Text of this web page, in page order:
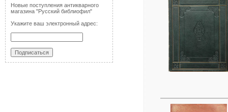
Новые поступления антикварного
магазина "Русский библиофил"
Укажите ваш электронный адрес: